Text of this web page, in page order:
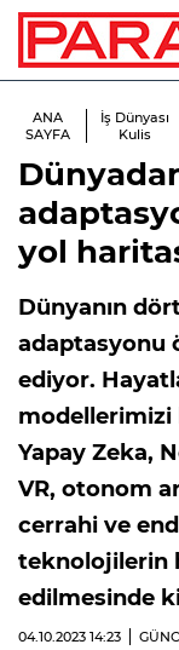
ANA
SAYFA
İş Dünyası
Kulis
yol
Dünyanın
adaptasyonu
ediyor.
modellerimizi
Yapay Zeka,
VR, otonom
cerrahi ve
teknolojilerin
edilmesinde
04.10.2023 14:23